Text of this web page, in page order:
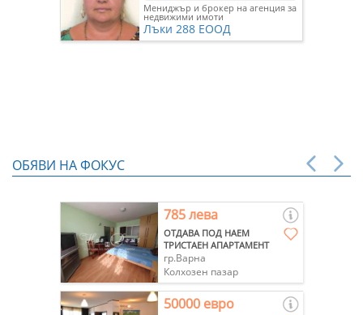
Мениджър и брокер на агенция за
недвижими имоти
Лъки 288 ЕООД
ОБЯВИ НА ФОКУС
785 лева
ОТДАВА ПОД НАЕМ
ТРИСТАЕН АПАРТАМЕНТ
гр.Варна
Колхозен пазар
50000 евро